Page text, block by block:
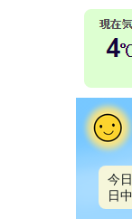
今
日